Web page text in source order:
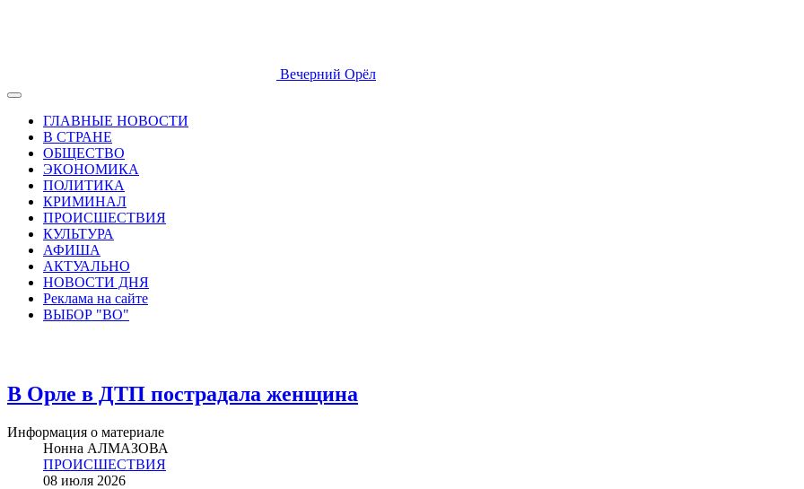
Вечерний Орёл
ГЛАВНЫЕ НОВОСТИ
В СТРАНЕ
ОБЩЕСТВО
ЭКОНОМИКА
ПОЛИТИКА
КРИМИНАЛ
ПРОИСШЕСТВИЯ
КУЛЬТУРА
АФИША
АКТУАЛЬНО
НОВОСТИ ДНЯ
Реклама на сайте
ВЫБОР "ВО"
В Орле в ДТП пострадала женщина
Информация о материале
Нонна АЛМАЗОВА
ПРОИСШЕСТВИЯ
08 июля 2026